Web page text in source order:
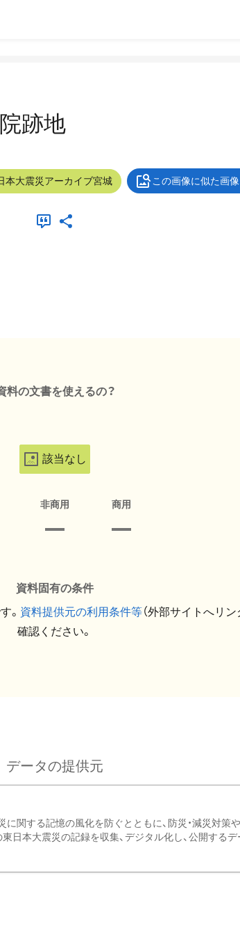
跡地
本大震災アーカイブ宮城 この画像に似た画
料の文書を使えるの？
該当なし
非商用 商用
資料固有の条件
。 資料提供元の利用条件等（外部サイトへリン
確認ください。
データの提供元
関する記憶の風化を防ぐとともに、防災・減災対策
日本大震災の記録を収集、デジタル化し、公開する